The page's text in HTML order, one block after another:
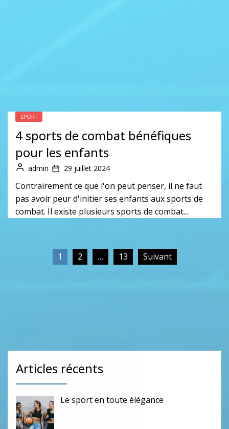
SPORT
4 sports de combat bénéfiques
pour les enfants
admin 29 juillet 2024
Contrairement ce que l'on peut penser, il ne faut
pas avoir peur d'initier ses enfants aux sports de
combat. Il existe plusieurs sports de combat...
Pagination1 2 … 13 Suivant
Articles récents
Le sport en toute élégance